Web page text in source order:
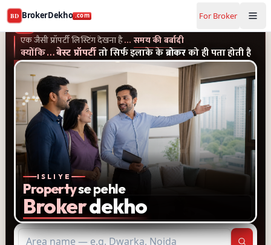
BD BrokerDekho .com For Broker
Buy and rent property in Delhi — mobile-verified brokers
BrokerDekho
एक जैसी प्रॉपर्टी लिस्टिंग देखना है… समय की बर्बादी
क्योंकि…बेस्ट प्रॉपर्टीतो सिर्फ इलाके केब्रोकरको ही पता होती है
एक जैसी प्रॉपर्टी लिस्टिंग और पुराने विज्ञापन देखना है...समय की बर्बादी
ISLIYE
Propertyse pehle
Brokerdekho